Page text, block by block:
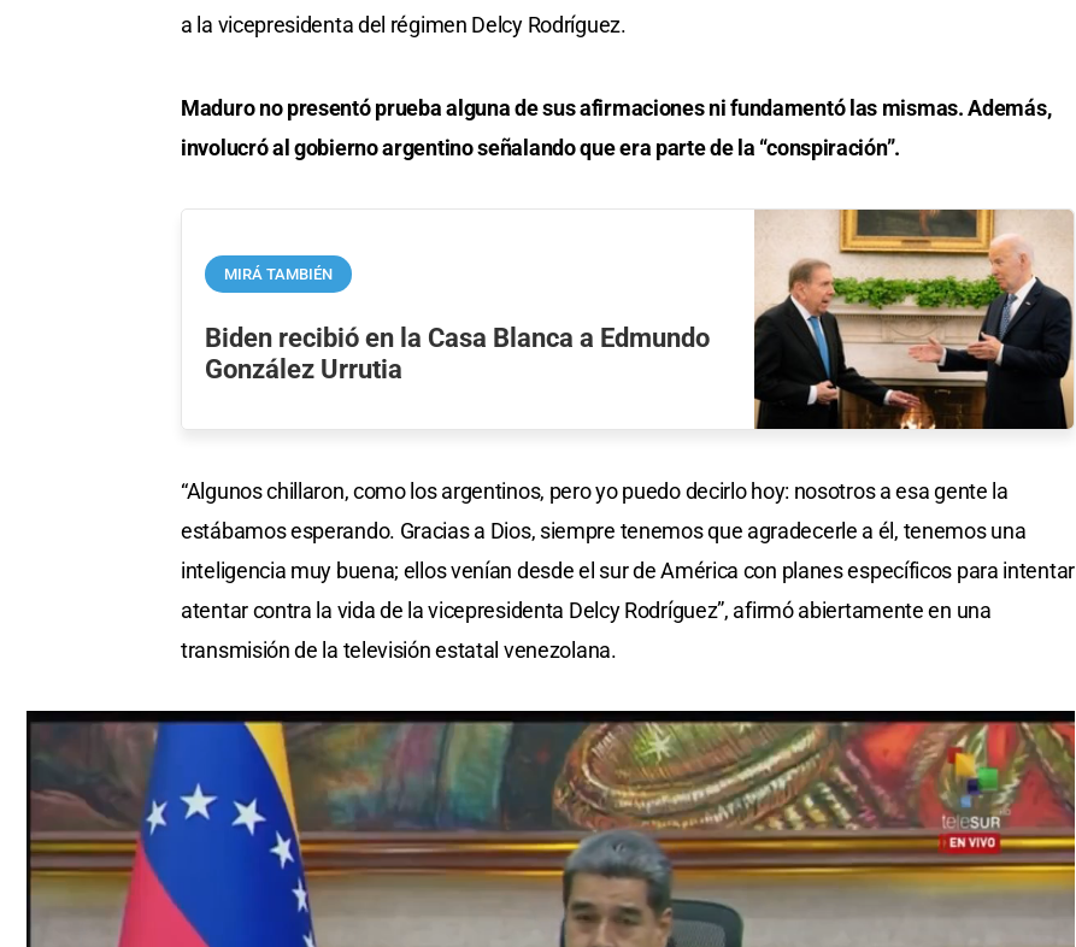
a la vicepresidenta del régimen Delcy Rodríguez.
Maduro no presentó prueba alguna de sus afirmaciones ni fundamentó las mismas. Además,
involucró al gobierno argentino señalando que era parte de la “conspiración”.
MIRÁ TAMBIÉN
Biden recibió en la Casa Blanca a Edmundo
González Urrutia
“Algunos chillaron, como los argentinos, pero yo puedo decirlo hoy: nosotros a esa gente la
estábamos esperando. Gracias a Dios, siempre tenemos que agradecerle a él, tenemos una
inteligencia muy buena; ellos venían desde el sur de América con planes específicos para intentar
atentar contra la vida de la vicepresidenta Delcy Rodríguez”, afirmó abiertamente en una
transmisión de la televisión estatal venezolana.